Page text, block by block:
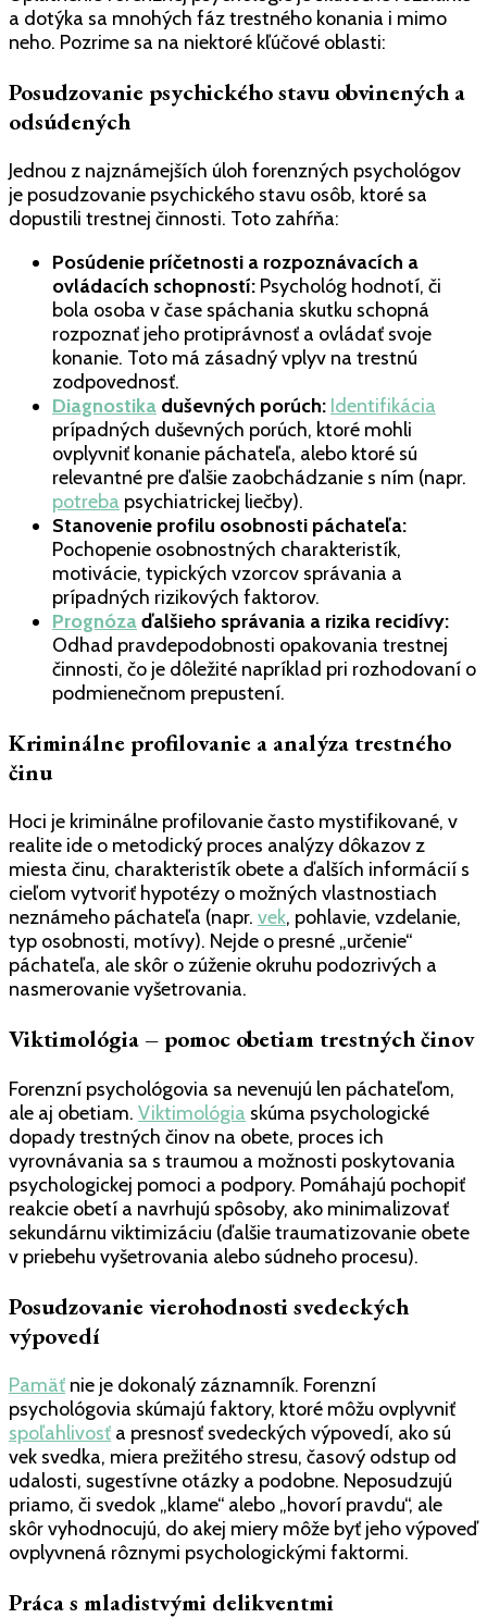
a dotýka sa mnohých fáz trestného konania i mimo
neho. Pozrime sa na niektoré kľúčové oblasti:
Posudzovanie psychického stavu obvinených a
odsúdených
Jednou z najznámejších úloh forenzných psychológov
je posudzovanie psychického stavu osôb, ktoré sa
dopustili trestnej činnosti. Toto zahŕňa:
Posúdenie príčetnosti a rozpoznávacích a
ovládacích schopností: Psychológ hodnotí, či
bola osoba v čase spáchania skutku schopná
rozpoznať jeho protiprávnosť a ovládať svoje
konanie. Toto má zásadný vplyv na trestnú
zodpovednosť.
Diagnostika duševných porúch: Identifikácia
prípadných duševných porúch, ktoré mohli
ovplyvniť konanie páchateľa, alebo ktoré sú
relevantné pre ďalšie zaobchádzanie s ním (napr.
potreba psychiatrickej liečby).
Stanovenie profilu osobnosti páchateľa:
Pochopenie osobnostných charakteristík,
motivácie, typických vzorcov správania a
prípadných rizikových faktorov.
Prognózaďalšieho správania a rizika recidívy:
Odhad pravdepodobnosti opakovania trestnej
činnosti, čo je dôležité napríklad pri rozhodovaní o
podmienečnom prepustení.
Kriminálne profilovanie a analýza trestného
činu
Hoci je kriminálne profilovanie často mystifikované, v
realite ide o metodický proces analýzy dôkazov z
miesta činu, charakteristík obete a ďalších informácií s
cieľom vytvoriť hypotézy o možných vlastnostiach
neznámeho páchateľa (napr. vek, pohlavie, vzdelanie,
typ osobnosti, motívy). Nejde o presné „určenie“
páchateľa, ale skôr o zúženie okruhu podozrivých a
nasmerovanie vyšetrovania.
Viktimológia – pomoc obetiam trestných činov
Forenzní psychológovia sa nevenujú len páchateľom,
ale aj obetiam. Viktimológia skúma psychologické
dopady trestných činov na obete, proces ich
vyrovnávania sa s traumou a možnosti poskytovania
psychologickej pomoci a podpory. Pomáhajú pochopiť
reakcie obetí a navrhujú spôsoby, ako minimalizovať
sekundárnu viktimizáciu (ďalšie traumatizovanie obete
v priebehu vyšetrovania alebo súdneho procesu).
Posudzovanie vierohodnosti svedeckých
výpovedí
Pamäť nie je dokonalý záznamník. Forenzní
psychológovia skúmajú faktory, ktoré môžu ovplyvniť
spoľahlivosť a presnosť svedeckých výpovedí, ako sú
vek svedka, miera prežitého stresu, časový odstup od
udalosti, sugestívne otázky a podobne. Neposudzujú
priamo, či svedok „klame“ alebo „hovorí pravdu“, ale
skôr vyhodnocujú, do akej miery môže byť jeho výpoveď
ovplyvnená rôznymi psychologickými faktormi.
Práca s mladistvými delikventmi